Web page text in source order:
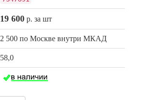
19 600р. за шт
2 500 по Москве внутри МКАД
58,0